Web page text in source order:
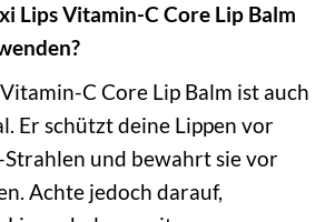
Lips Vitamin-C Core Lip Balm
C Core Lip Balm ist auch
Er schützt deine Lippen vor
und bewahrt sie vor
Achte jedoch darauf,